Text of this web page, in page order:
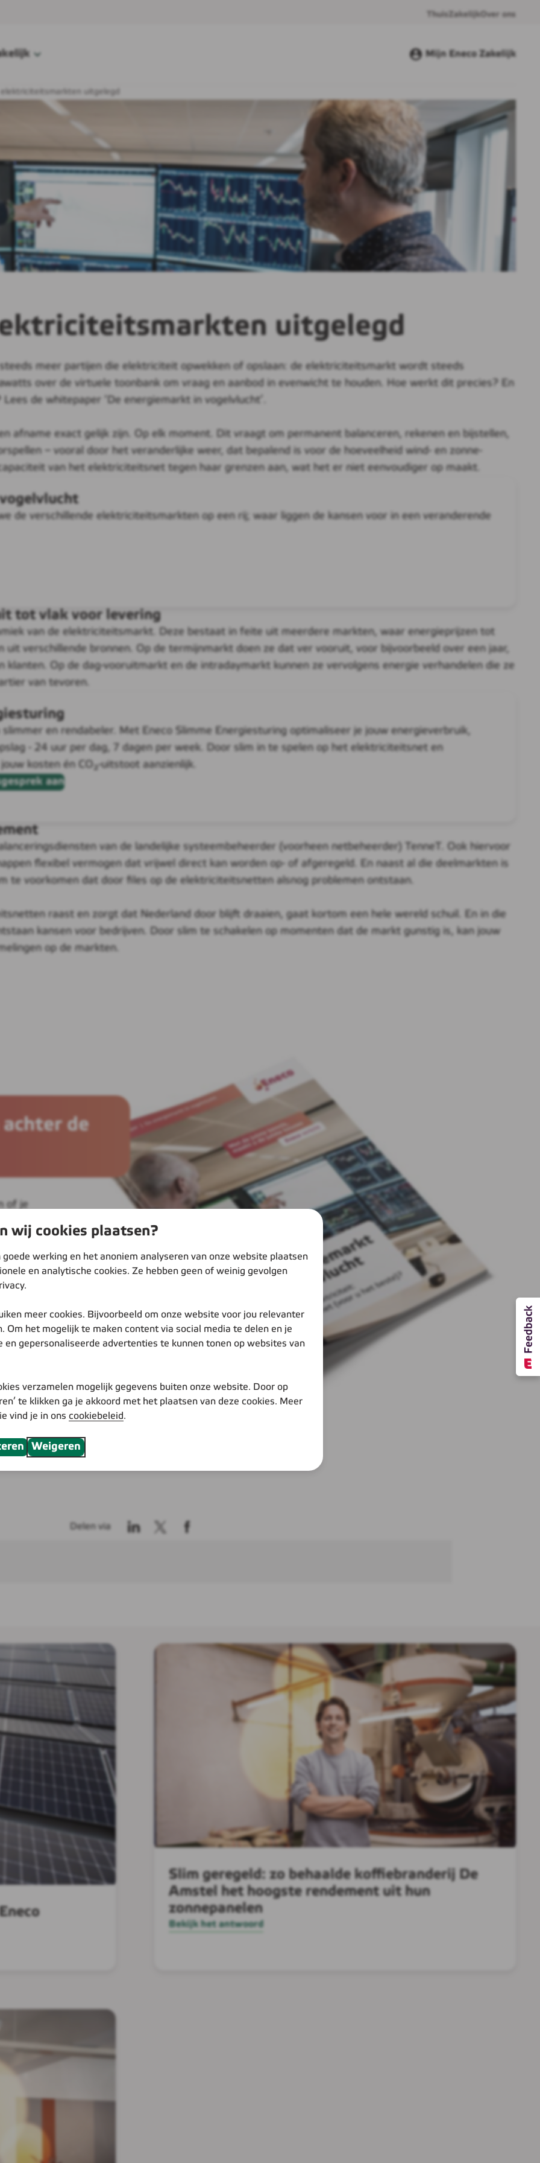
Thuis Zakelijk Over ons
Mijn Eneco Zakelijk
elektriciteitsmarkten uitgelegd
uitgelegd
meer partijen die elektriciteit opwekken of opslaan: de elektriciteitsmarkt wordt steeds
over de virtuele toonbank om vraag en aanbod in evenwicht te houden. Hoe werkt dit precies? En
de whitepaper ‘De energiemarkt in vogelvlucht’.
afname exact gelijk zijn. Op elk moment. Dit vraagt om permanent balanceren, rekenen en bijstellen,
– vooral door het veranderlijke weer, dat bepalend is voor de hoeveelheid wind- en zonne-
van het elektriciteitsnet tegen haar grenzen aan, wat het er niet eenvoudiger op maakt.
de verschillende elektriciteitsmarkten op een rij; waar liggen de kansen voor in een veranderende
tot vlak voor levering
van de elektriciteitsmarkt. Deze bestaat in feite uit meerdere markten, waar energieprijzen tot
verschillende bronnen. Op de termijnmarkt doen ze dat ver vooruit, voor bijvoorbeeld over een jaar,
Op de dag-vooruitmarkt en de intradaymarkt kunnen ze vervolgens energie verhandelen die ze
van tevoren.
en rendabeler. Met Eneco Slimme Energiesturing optimaliseer je jouw energieverbruik,
- 24 uur per dag, 7 dagen per week. Door slim in te spelen op het elektriciteitsnet en
kosten én CO₂-uitstoot aanzienlijk.
aan
van de landelijke systeembeheerder (voorheen netbeheerder) TenneT. Ook hiervoor
flexibel vermogen dat vrijwel direct kan worden op- of afgeregeld. En naast al die deelmarkten is
te voorkomen dat door files op de elektriciteitsnetten alsnog problemen ontstaan.
raast en zorgt dat Nederland door blijft draaien, gaat kortom een hele wereld schuil. En in die
kansen voor bedrijven. Door slim te schakelen op momenten dat de markt gunstig is, kan jouw
op de markten.
de
of je
En
over
of
Delen via
Slim geregeld: zo behaalde koffiebranderij De
Amstel het hoogste rendement uit hun
zonnepanelen
Bekijk het antwoord
wij cookies plaatsen?
goede werking en het anoniem analyseren van onze website plaatsen
en analytische cookies. Ze hebben geen of weinig gevolgen
meer cookies. Bijvoorbeeld om onze website voor jou relevanter
Om het mogelijk te maken content via social media te delen en je
en gepersonaliseerde advertenties te kunnen tonen op websites van
verzamelen mogelijk gegevens buiten onze website. Door op
te klikken ga je akkoord met het plaatsen van deze cookies. Meer
vind je in ons cookiebeleid .
Weigeren